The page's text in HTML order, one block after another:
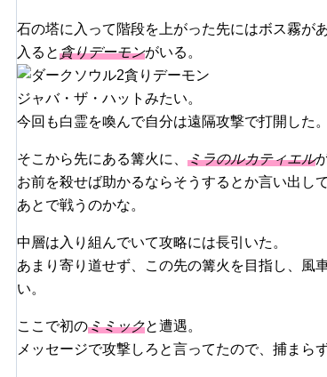
石の塔に入って階段を上がった先にはボス霧があ
入ると貪りデーモンがいる。
ジャバ・ザ・ハットみたい。
今回も白霊を喚んで自分は遠隔攻撃で打開した。
そこから先にある篝火に、 ミラのルカティエル
お前を殺せば助かるならそうするとか言い出し
あとで戦うのかな。
中層は入り組んでいて攻略には長引いた。
あまり寄り道せず、この先の篝火を目指し、風
い。
ここで初のミミックと遭遇。
メッセージで攻撃しろと言ってたので、捕まら